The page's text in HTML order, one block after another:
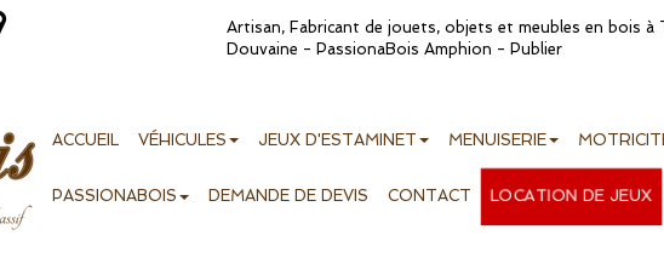
Artisan, Fabricant de jouets, objets et meubles en bois à
Douvaine - PassionaBois Amphion - Publier
ACCUEIL VÉHICULES JEUX D'ESTAMINET MENUISERIE
PASSIONABOIS DEMANDE DE DEVIS CONTACT LOCATION DE JEUX